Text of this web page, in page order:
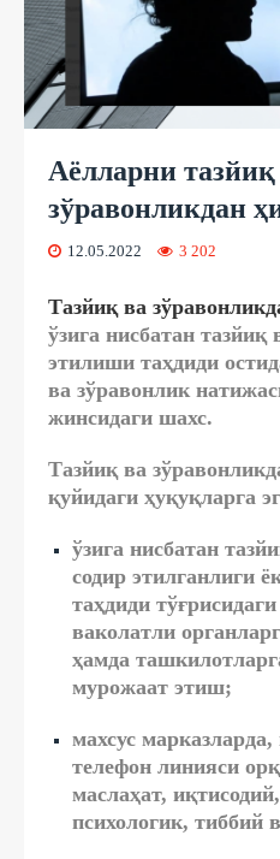
Аёлларни тазйиқ
зўравонликдан
12.05.2022 3 202
Тазйиқ ва
ўзига нисбатан тазйиқ
этилиши таҳдиди
ва зўравонлик
жинсидаги шахс.
Тазйиқ ва
қуйидаги ҳуқуқларга
ўзига нисбатан
содир этилганлиги
таҳдиди
ваколатли
ҳамда
мурожаат этиш;
махсус
телефон линияси
маслаҳат,
психологик,